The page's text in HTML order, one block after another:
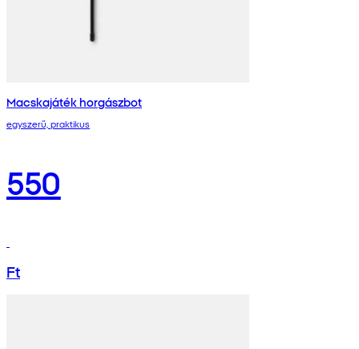
Macskajáték horgászbot
egyszerű, praktikus
550
Ft